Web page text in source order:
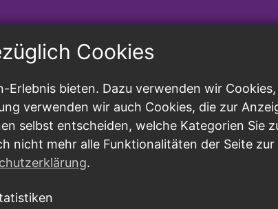
Cookies
bieten. Dazu verwenden wir
verwenden wir auch Cookies, die zur
selbst entscheiden, welche Kategorien Sie
nicht mehr alle Funktionalitäten der Seite
.